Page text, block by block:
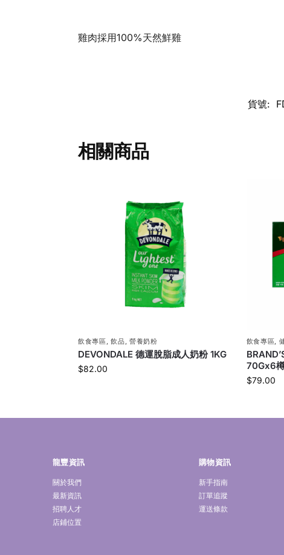
雞肉採用100%天然鮮雞
貨號:
相關商品
飲食專區 ,飲品 營養奶粉
DEVONDALE 德運脫脂成人奶粉 1KG
$82.00
飲食專區
70Gx6
$79.00
龍豐資訊
關於我們
最新資訊
招聘人才
店鋪位置
購物資訊
新手指南
訂單追蹤
運送條款